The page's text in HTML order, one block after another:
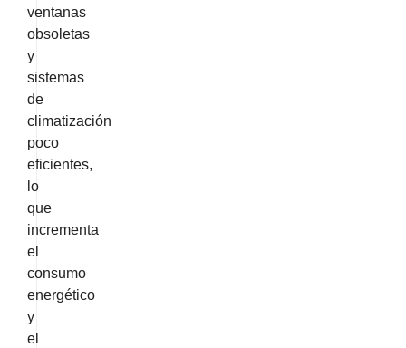
ventanas
obsoletas
y
sistemas
de
climatización
poco
eficientes,
lo
que
incrementa
el
consumo
energético
y
el